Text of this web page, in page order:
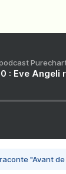
: Eve
"Avant